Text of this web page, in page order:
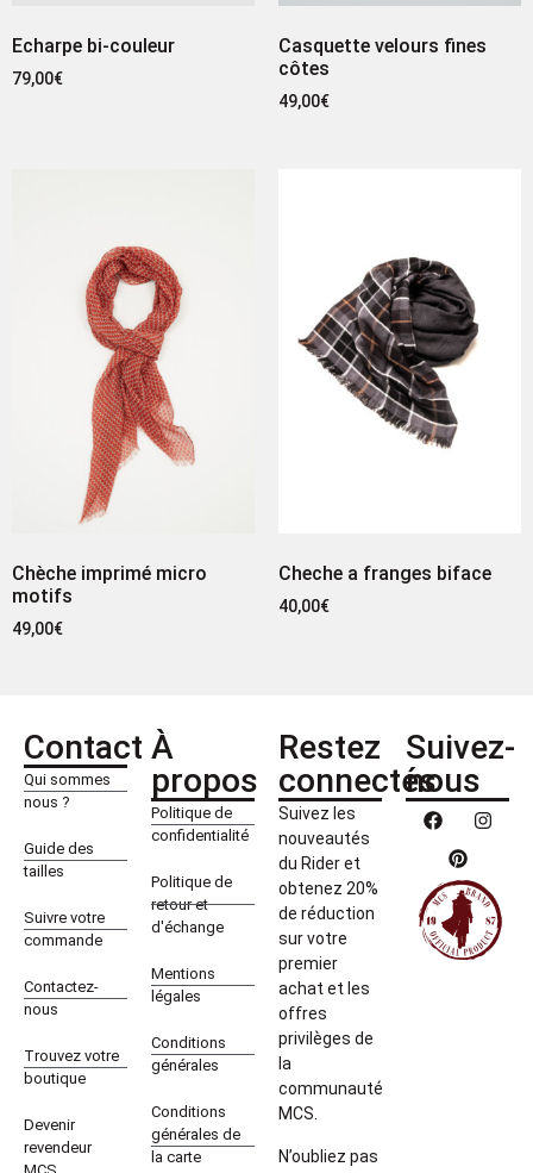
Echarpe bi-couleur
79,00€
Casquette velours fines
côtes
49,00€
Chèche imprimé micro
motifs
49,00€
Cheche a franges biface
40,00€
Contact
Qui sommes
nous ?
Guide des
tailles
Suivre votre
commande
Contactez-
nous
Trouvez votre
boutique
Devenir
revendeur
À
propos
Politique de
confidentialité
Politique de
retour et
d'échange
Mentions
légales
Conditions
générales
Conditions
générales de
la carte
Restez
connectés
Suivez les
nouveautés
du Rider et
obtenez 20%
de réduction
sur votre
premier
achat et les
offres
privilèges de
la
communauté
MCS.
N’oubliez pas
Suivez-
nous